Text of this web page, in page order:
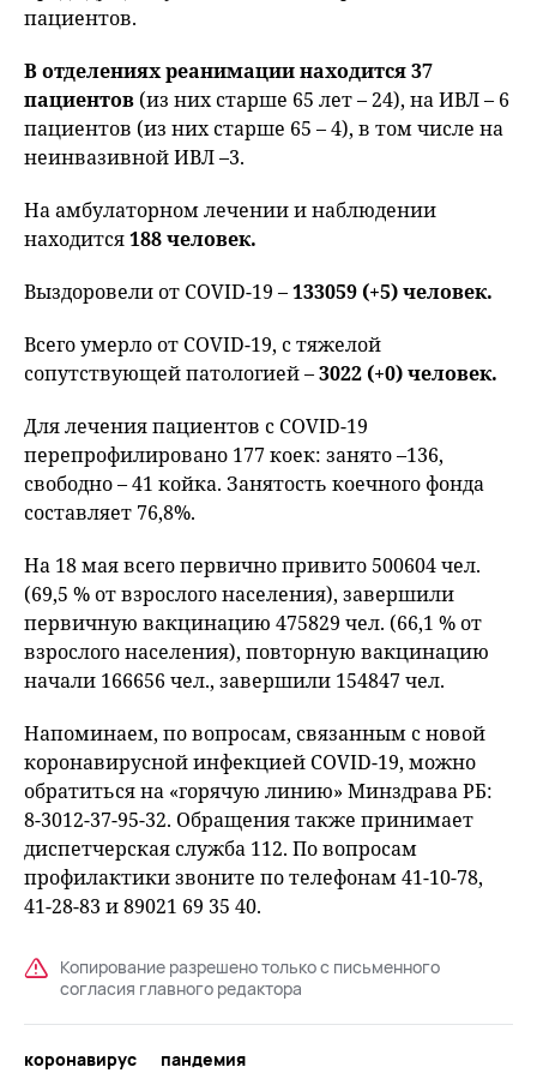
пациентов.
В отделениях реанимации находится 37
пациентов (из них старше 65 лет – 24), на ИВЛ – 6
пациентов (из них старше 65 – 4), в том числе на
неинвазивной ИВЛ –3.
На амбулаторном лечении и наблюдении
находится188 человек.
Выздоровели от COVID-19 –133059 (+5) человек.
Всего умерло от COVID-19, с тяжелой
сопутствующей патологией –3022 (+0) человек.
Для лечения пациентов с COVID-19
перепрофилировано 177 коек: занято –136,
свободно – 41 койка. Занятость коечного фонда
составляет 76,8%.
На 18 мая всего первично привито 500604 чел.
(69,5 % от взрослого населения), завершили
первичную вакцинацию 475829 чел. (66,1 % от
взрослого населения), повторную вакцинацию
начали 166656 чел., завершили 154847 чел.
Напоминаем, по вопросам, связанным с новой
коронавирусной инфекцией COVID-19, можно
обратиться на «горячую линию» Минздрава РБ:
8-3012-37-95-32. Обращения также принимает
диспетчерская служба 112. По вопросам
профилактики звоните по телефонам 41-10-78,
41-28-83 и 89021 69 35 40.
Копирование разрешено только с письменного
согласия главного редактора
коронавирус пандемия